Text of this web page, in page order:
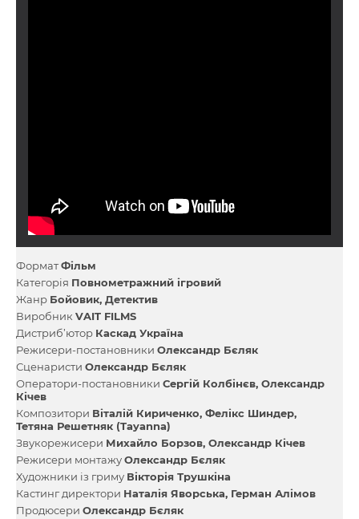
ФорматФільм
Категорія Повнометражний ігровий
Жанр Бойовик Детектив
Виробник VAIT FILMS
Дистриб’ютор Каскад Україна
Режисери-постановники Олександр Бєляк
Сценаристи Олександр Бєляк
Оператори-постановники Сергій Колбінєв Олександр
Кічев
Композитори Віталій Кириченко Фелікс Шиндер
Тетяна Решетняк (Tayanna)
Звукорежисери Михайло Борзов Олександр Кічев
Режисери монтажуОлександр Бєляк
Художники із гриму Вікторія Трушкіна
Кастинг директори Наталія Яворська Герман Алімов
Продюсери Олександр Бєляк